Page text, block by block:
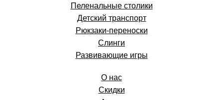
Пеленальные столики
Детский транспорт
Рюкзаки-переноски
Слинги
Развивающие игры
О нас
Скидки